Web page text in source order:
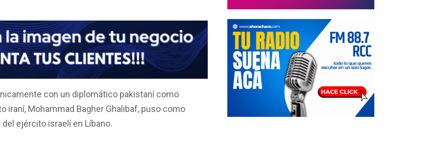
con un diplomático pakistaní como
iraní, Mohammad Bagher Ghalibaf, puso como
ejército israelí en Líbano.